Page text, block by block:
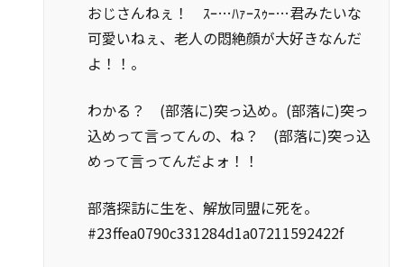
おじさんねぇ！ ｽｰ…ﾊｧｰｽｩｰ…君みたいな
可愛いねぇ、老人の悶絶顔が大好きなんだ
よ！！。
わかる？ (部落に)突っ込め。(部落に)突っ
込めって言ってんの、ね？ (部落に)突っ込
めって言ってんだよォ！！
部落探訪に生を、解放同盟に死を。
#23ffea0790c331284d1a07211592422f